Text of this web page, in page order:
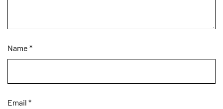
Name *
Email *